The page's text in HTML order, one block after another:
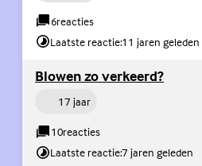
6reacties
Laatste reactie:11 jaren geleden
Blowen zo verkeerd?
Persoon17 jaar
10reacties
Laatste reactie:7 jaren geleden